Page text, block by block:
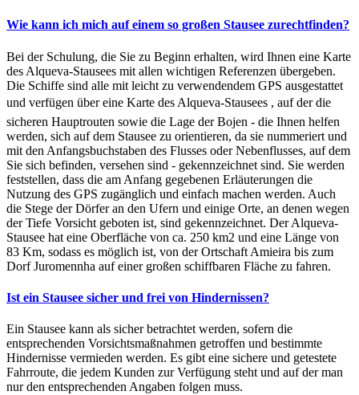
Wie kann ich mich auf einem so großen Stausee zurechtfinden?
Bei der Schulung, die Sie zu Beginn erhalten, wird Ihnen eine Karte
des Alqueva-Stausees mit allen wichtigen Referenzen übergeben.
Die Schiffe sind alle mit leicht zu verwendendem GPS ausgestattet
und verfügen über eine Karte des Alqueva-Stausees , auf der die
sicheren Hauptrouten sowie die Lage der Bojen - die Ihnen helfen
werden, sich auf dem Stausee zu orientieren, da sie nummeriert und
mit den Anfangsbuchstaben des Flusses oder Nebenflusses, auf dem
Sie sich befinden, versehen sind - gekennzeichnet sind. Sie werden
feststellen, dass die am Anfang gegebenen Erläuterungen die
Nutzung des GPS zugänglich und einfach machen werden. Auch
die Stege der Dörfer an den Ufern und einige Orte, an denen wegen
der Tiefe Vorsicht geboten ist, sind gekennzeichnet. Der Alqueva-
Stausee hat eine Oberfläche von ca. 250 km2 und eine Länge von
83 Km, sodass es möglich ist, von der Ortschaft Amieira bis zum
Dorf Juromennha auf einer großen schiffbaren Fläche zu fahren.
Ist ein Stausee sicher und frei von Hindernissen?
Ein Stausee kann als sicher betrachtet werden, sofern die
entsprechenden Vorsichtsmaßnahmen getroffen und bestimmte
Hindernisse vermieden werden. Es gibt eine sichere und getestete
Fahrroute, die jedem Kunden zur Verfügung steht und auf der man
nur den entsprechenden Angaben folgen muss.